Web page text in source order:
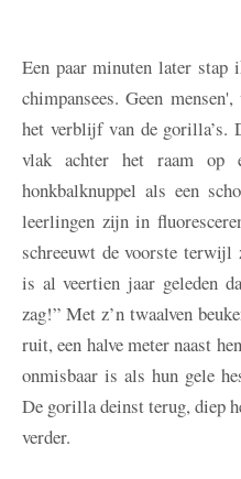
Een paar minuten later
chimpansees. Geen
het verblijf van de gorilla’s.
vlak achter het raam op
honkbalknuppel als een
leerlingen zijn in
schreeuwt de voorste
is al veertien jaar geleden
zag!” Met z’n twaalven
ruit, een halve meter naast
onmisbaar is als hun gele
De gorilla deinst terug, diep
verder.